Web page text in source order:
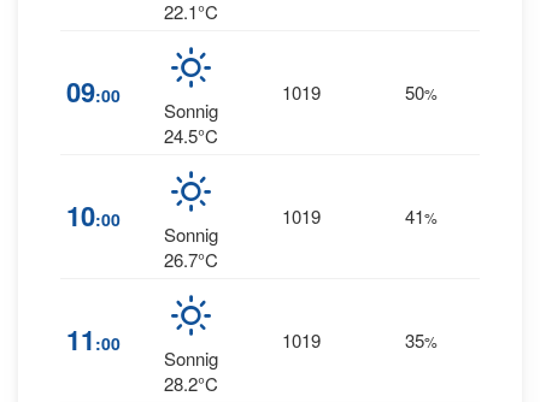
22.1°C
09:00
Sonnig
24.5°C
1019 50%
10:00
Sonnig
26.7°C
1019 41%
11 :00
Sonnig
28.2°C
1019 35%